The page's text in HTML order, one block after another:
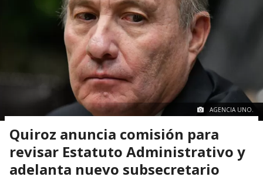
AGENCIA UNO.
Quiroz anuncia comisión para
revisar Estatuto Administrativo y
adelanta nuevo subsecretario